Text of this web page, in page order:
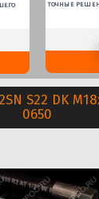
ТОЧНЫЕ
S22 DK
0650